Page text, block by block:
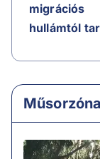
migrációs
hullámtól
Műsorzóna